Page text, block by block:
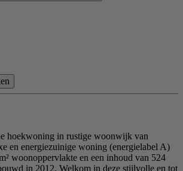
hoekwoning in rustige woonwijk van
en energiezuinige woning (energielabel A)
woonoppervlakte en een inhoud van 524
in 2012. Welkom in deze stijlvolle en tot